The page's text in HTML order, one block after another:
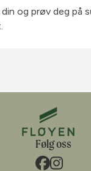
og prøv deg på
Følg oss